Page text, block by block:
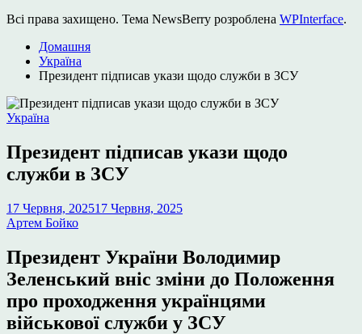
Всі права захищено. Тема NewsBerry розроблена WPInterface.
Домашня
Україна
Президент підписав укази щодо служби в ЗСУ
Опублікувати
Україна
Президент підписав укази щодо
служби в ЗСУ
17 Червня, 202517 Червня, 2025
Артем Бойко
Президент України Володимир
Зеленський вніс зміни до Положення
про проходження українцями
військової служби у ЗСУ